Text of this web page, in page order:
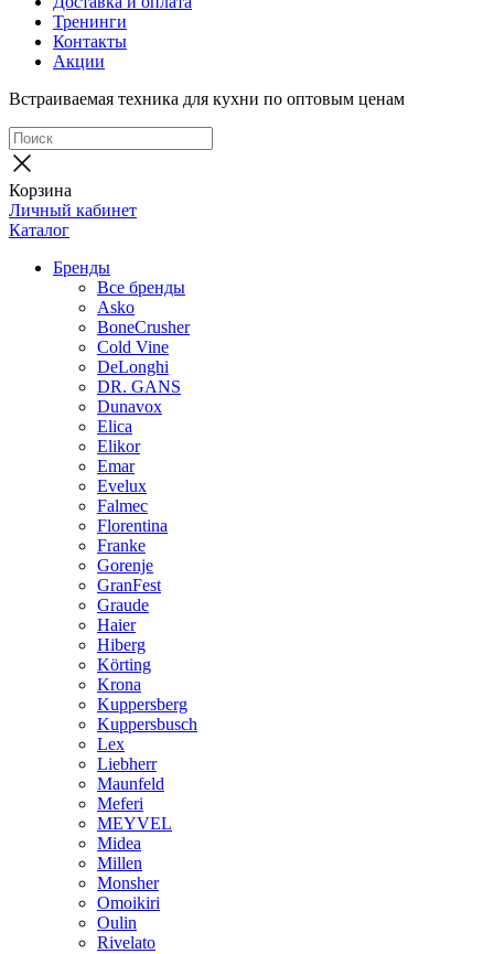
Тренинги
Контакты
Акции
Встраиваемая техника для кухни по оптовым ценам
Корзина
Личный кабинет
Каталог
Бренды
Все бренды
Asko
BoneCrusher
Cold Vine
DeLonghi
DR. GANS
Dunavox
Elica
Elikor
Emar
Evelux
Falmec
Florentina
Franke
Gorenje
GranFest
Graude
Haier
Hiberg
Körting
Krona
Kuppersberg
Kuppersbusch
Lex
Liebherr
Maunfeld
Meferi
MEYVEL
Midea
Millen
Monsher
Omoikiri
Oulin
Rivelato